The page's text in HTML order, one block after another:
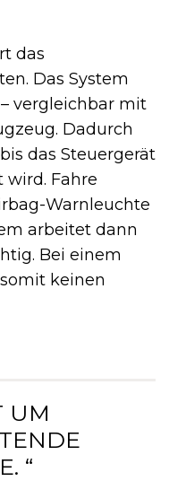
das
Das System
vergleichbar mit
Dadurch
das Steuergerät
wird. Fahre
Warnleuchte
arbeitet dann
Bei einem
keinen
UM
“